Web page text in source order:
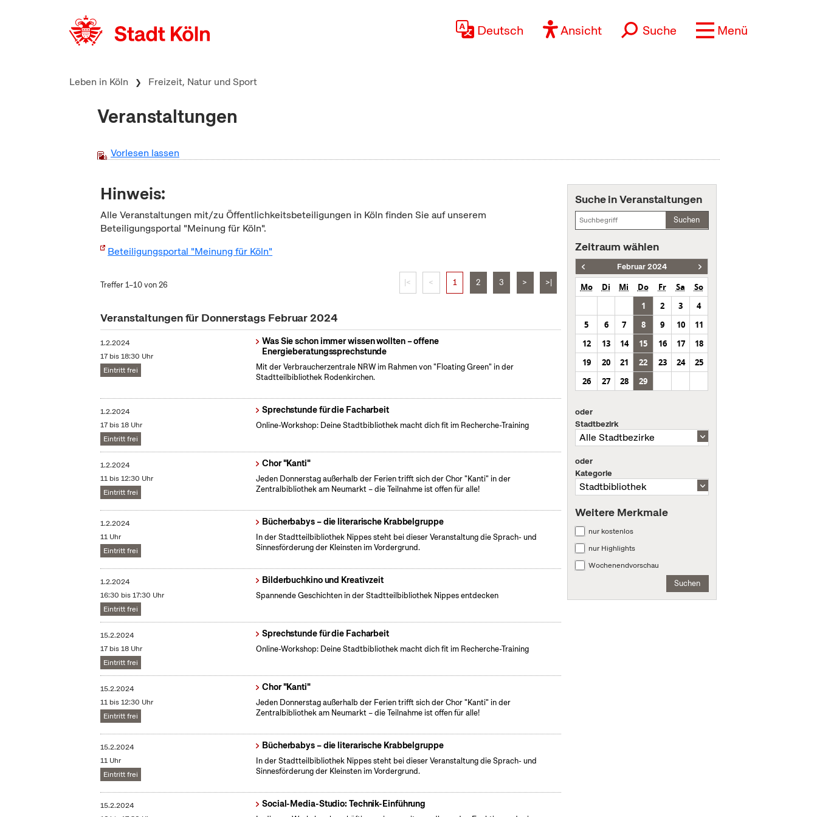
Deutsch Ansicht Suche Menü
Leben in Köln Freizeit, Natur und Sport
Veranstaltungen
Vorlesen lassen
Hinweis:
Alle Veranstaltungen mit/zu Öffentlichkeitsbeteiligungen in Köln finden Sie auf unserem
Beteiligungsportal "Meinung für Köln".
Beteiligungsportal "Meinung für Köln"
Treffer 1–10 von 26 |< < 1 2 3 > >|
Veranstaltungen für Donnerstags Februar 2024
1.2.2024
17 bis 18:30 Uhr
Eintritt frei
Was Sie schon immer wissen wollten – offene
Energieberatungssprechstunde
Mit der Verbraucherzentrale NRW im Rahmen von "Floating Green" in der
Stadtteilbibliothek Rodenkirchen.
1.2.2024
17 bis 18 Uhr
Eintritt frei
Sprechstunde für die Facharbeit
Online-Workshop: Deine Stadtbibliothek macht dich fit im Recherche-Training
1.2.2024
11 bis 12:30 Uhr
Eintritt frei
Chor "Kanti"
Jeden Donnerstag außerhalb der Ferien trifft sich der Chor "Kanti" in der
Zentralbibliothek am Neumarkt – die Teilnahme ist offen für alle!
1.2.2024
11 Uhr
Eintritt frei
Bücherbabys – die literarische Krabbelgruppe
In der Stadtteilbibliothek Nippes steht bei dieser Veranstaltung die Sprach- und
Sinnesförderung der Kleinsten im Vordergrund.
1.2.2024
16:30 bis 17:30 Uhr
Eintritt frei
Bilderbuchkino und Kreativzeit
Spannende Geschichten in der Stadtteilbibliothek Nippes entdecken
15.2.2024
17 bis 18 Uhr
Eintritt frei
Sprechstunde für die Facharbeit
Online-Workshop: Deine Stadtbibliothek macht dich fit im Recherche-Training
15.2.2024
11 bis 12:30 Uhr
Eintritt frei
Chor "Kanti"
Jeden Donnerstag außerhalb der Ferien trifft sich der Chor "Kanti" in der
Zentralbibliothek am Neumarkt – die Teilnahme ist offen für alle!
15.2.2024
11 Uhr
Eintritt frei
Bücherbabys – die literarische Krabbelgruppe
In der Stadtteilbibliothek Nippes steht bei dieser Veranstaltung die Sprach- und
Sinnesförderung der Kleinsten im Vordergrund.
15.2.2024
Social-Media-Studio: Technik-Einführung
Suche in Veranstaltungen
Suchen
Zeitraum wählen
Februar 2024
Mo Di Mi Do Fr Sa
So
1
2 3
4
5
6 7 8 9 10
11
12
13 14 15 16 17
18
19
20 21 22 23 24
25
26
27 28 29
oder
Stadtbezirk
oder
Kategorie
Weitere Merkmale
nur kostenlos
nur Highlights
Wochenendvorschau
Suchen